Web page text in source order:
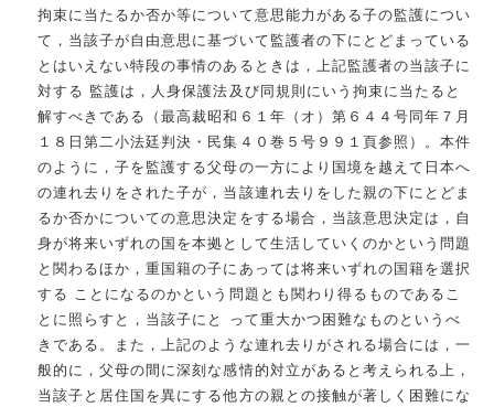
拘束に当たるか否か等について意思能力がある子の監護につい
て，当該子が自由意思に基づいて監護者の下にとどまっている
とはいえない特段の事情のあるときは，上記監護者の当該子に
対する 監護は，人身保護法及び同規則にいう拘束に当たると
解すべきである（最高裁昭和６１年（オ）第６４４号同年７月
１８日第二小法廷判決・民集４０巻５号９９１頁参照）。本件
のように，子を監護する父母の一方により国境を越えて日本へ
の連れ去りをされた子が，当該連れ去りをした親の下にとどま
るか否かについての意思決定をする場合，当該意思決定は，自
身が将来いずれの国を本拠として生活していくのかという問題
と関わるほか，重国籍の子にあっては将来いずれの国籍を選択
する ことになるのかという問題とも関わり得るものであるこ
とに照らすと，当該子にと って重大かつ困難なものというべ
きである。また，上記のような連れ去りがされる場合には，一
般的に，父母の間に深刻な感情的対立があると考えられる上，
当該子と居住国を異にする他方の親との接触が著しく困難にな